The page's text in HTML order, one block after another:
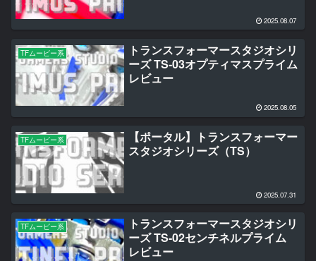
2025.08.07
TFムービー系
トランスフォーマースタジオシリ
ーズ TS-03オプティマスプライム
レビュー
2025.08.05
TFムービー系
【ポータル】トランスフォーマー
スタジオシリーズ（TS）
2025.07.31
TFムービー系
トランスフォーマースタジオシリ
ーズ TS-02センチネルプライム
レビュー